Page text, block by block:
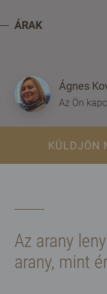
ÁRAK
Ágnes
Az Ön
KÜLDJÖN
Az arany
arany, mint